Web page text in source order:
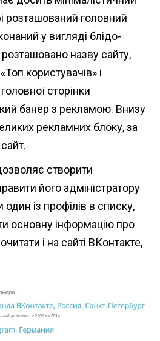
розташований головний
у вигляді блідо-
назву сайту,
користувачів» і
сторінки
банер з рекламою. Внизу
рекламних блоку, за
створити
його адміністратору
із профілів в списку,
основну інформацію про
і на сайті ВКонтакте,